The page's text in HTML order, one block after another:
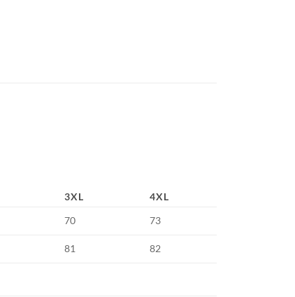
3XL
4XL
70 73
81 82